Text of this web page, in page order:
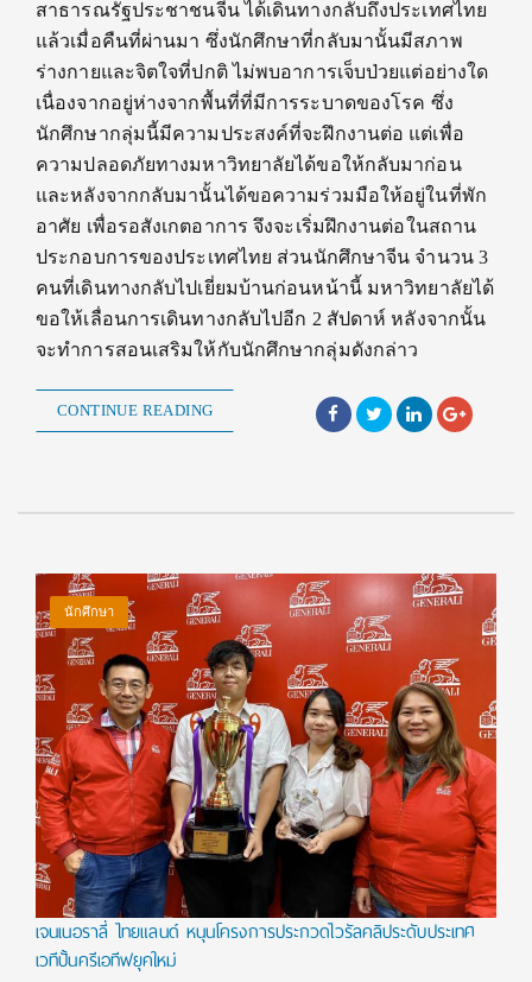
สาธารณรัฐประชาชนจีน ได้เดินทางกลับถึงประเทศไทย
แล้วเมื่อคืนที่ผ่านมา ซึ่งนักศึกษาที่กลับมานั้นมีสภาพ
ร่างกายและจิตใจที่ปกติ ไม่พบอาการเจ็บป่วยแต่อย่างใด
เนื่องจากอยู่ห่างจากพื้นที่ที่มีการระบาดของโรค ซึ่ง
นักศึกษากลุ่มนี้มีความประสงค์ที่จะฝึกงานต่อ แต่เพื่อ
ความปลอดภัยทางมหาวิทยาลัยได้ขอให้กลับมาก่อน
และหลังจากกลับมานั้นได้ขอความร่วมมือให้อยู่ในที่พัก
อาศัย เพื่อรอสังเกตอาการ จึงจะเริ่มฝึกงานต่อในสถาน
ประกอบการของประเทศไทย ส่วนนักศึกษาจีน จำนวน 3
คนที่เดินทางกลับไปเยี่ยมบ้านก่อนหน้านี้ มหาวิทยาลัยได้
ขอให้เลื่อนการเดินทางกลับไปอีก 2 สัปดาห์ หลังจากนั้น
จะทำการสอนเสริมให้กับนักศึกษากลุ่มดังกล่าว
CONTINUE READING
นักศึกษา
เจนเนอราลี่ ไทยแลนด์ หนุนโครงการประกวดไวรัลคลิประดับประเทศ
เวทีปั้นครีเอทีฟยุคใหม่